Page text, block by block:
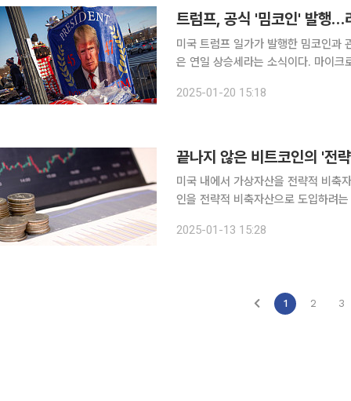
트럼프, 공식 '밈코인' 발행…
미국 트럼프 일가가 발행한 밈코인과
은 연일 상승세라는 소식이다. 마이크
미카(MiCA)법에 따라 다수의 가상자
2025-01-20 15:18
끝나지 않은 비트코인의 '전
미국 내에서 가상자산을 전략적 비축
인을 전략적 비축자산으로 도입하려
트코인 법정화폐 채택 후 엘살바도르
2025-01-13 15:28
1 2 3